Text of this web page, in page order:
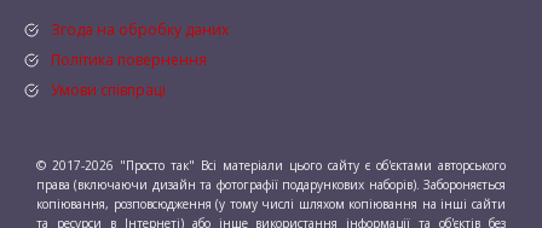
Згода на обробку даних
Політика повернення
Умови співпраці
© 2017-2026 "Просто так" Всі матеріали цього сайту є об'єктами авторського
права (включаючи дизайн та фотографії подарункових наборів). Забороняється
копіювання, розповсюдження (у тому числі шляхом копіювання на інші сайти
та ресурси в Інтернеті) або інше використання інформації та об'єктів без